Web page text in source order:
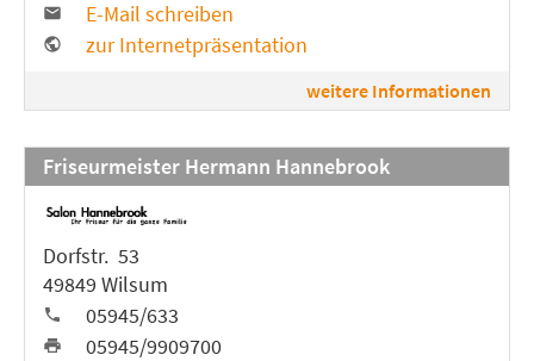
E-Mail schreiben
zur Internetpräsentation
weitere Informationen
Friseurmeister Hermann Hannebrook
Dorfstr. 53
49849 Wilsum
05945/633
05945/9909700